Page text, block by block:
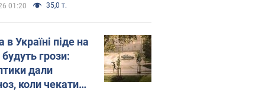
01:20 35,0 т.
в Україні піде на
грози:
дали
коли чекати